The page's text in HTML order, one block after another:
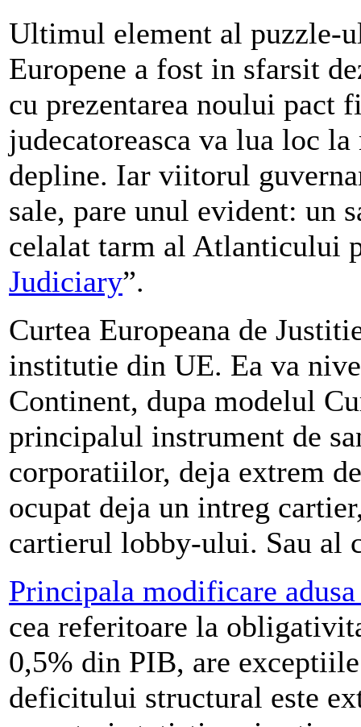
Ultimul element al puzzle-
Europene a fost in sfarsit
cu prezentarea noului pact
judecatoreasca va lua loc
depline. Iar viitorul
sale, pare unul evident: un
celalat tarm al Atlanticului
Judiciary”.
Curtea Europeana de
institutie din UE. Ea va
Continent, dupa modelul
principalul instrument de
corporatiilor, deja extrem
ocupat deja un intreg
cartierul lobby-ului. Sau al
Principala modificare
cea referitoare la
0,5% din PIB, are
deficitului structural este